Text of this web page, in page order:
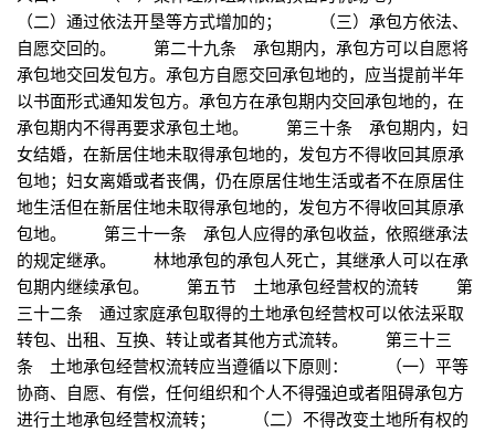
（二）通过依法开垦等方式增加的； （三）承包方依法、
自愿交回的。 第二十九条 承包期内，承包方可以自愿将
承包地交回发包方。承包方自愿交回承包地的，应当提前半年
以书面形式通知发包方。承包方在承包期内交回承包地的，在
承包期内不得再要求承包土地。 第三十条 承包期内，妇
女结婚，在新居住地未取得承包地的，发包方不得收回其原承
包地；妇女离婚或者丧偶，仍在原居住地生活或者不在原居住
地生活但在新居住地未取得承包地的，发包方不得收回其原承
包地。 第三十一条 承包人应得的承包收益，依照继承法
的规定继承。 林地承包的承包人死亡，其继承人可以在承
包期内继续承包。 第五节 土地承包经营权的流转 第
三十二条 通过家庭承包取得的土地承包经营权可以依法采取
转包、出租、互换、转让或者其他方式流转。 第三十三
条 土地承包经营权流转应当遵循以下原则： （一）平等
协商、自愿、有偿，任何组织和个人不得强迫或者阻碍承包方
进行土地承包经营权流转； （二）不得改变土地所有权的